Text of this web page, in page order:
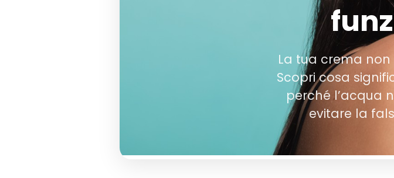
La tua crema
Scopri cosa
perché l’acqua
evitare la